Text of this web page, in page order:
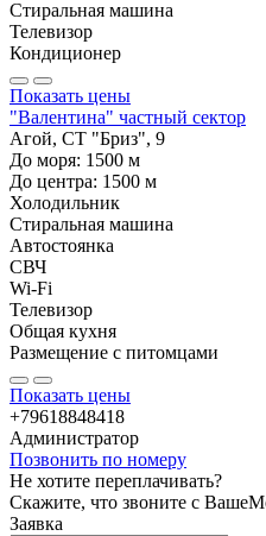
Стиральная машина
Телевизор
Кондиционер
Показать цены
"Валентина" частный сектор
Агой, СТ "Бриз", 9
До моря: 1500 м
До центра: 1500 м
Холодильник
Стиральная машина
Автостоянка
СВЧ
Wi-Fi
Телевизор
Общая кухня
Размещение с питомцами
Показать цены
+79618848418
Администратор
Позвонить по номеру
Не хотите переплачивать?
Скажите, что звоните с
Заявка